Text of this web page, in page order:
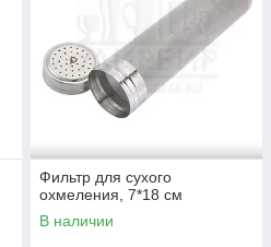
Фильтр для сухого
охмеления, 7*18 см
В наличии